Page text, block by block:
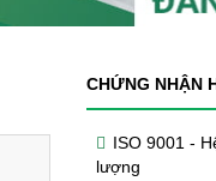
CHỨNG NHẬN
ISO 9001 -
lượng